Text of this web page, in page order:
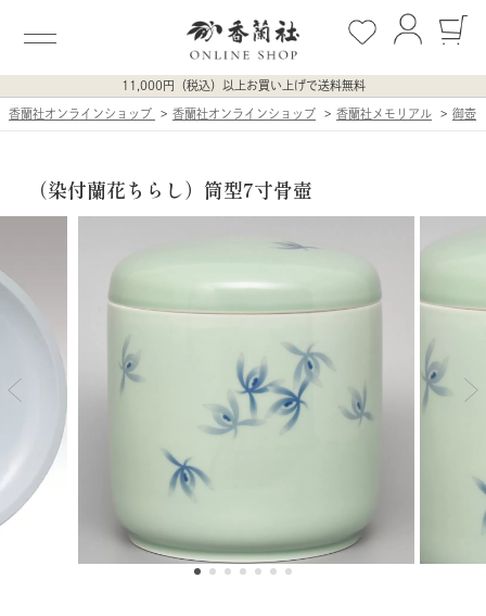
11,000円（税込）以上お買い上げで送料無料
香蘭社オンラインショップ 香蘭社オンラインショップ 香蘭社メモリアル 御壺
（染付蘭花ちらし）筒型7寸骨壺